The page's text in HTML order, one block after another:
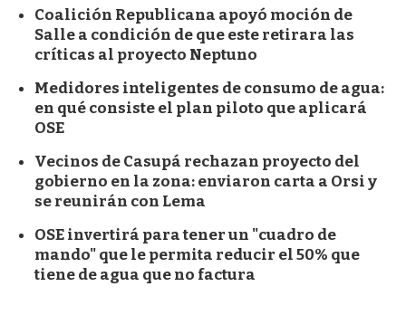
Coalición Republicana apoyó moción de
Salle a condición de que este retirara las
críticas al proyecto Neptuno
Medidores inteligentes de consumo de agua:
en qué consiste el plan piloto que aplicará
OSE
Vecinos de Casupá rechazan proyecto del
gobierno en la zona: enviaron carta a Orsi y
se reunirán con Lema
OSE invertirá para tener un "cuadro de
mando" que le permita reducir el 50% que
tiene de agua que no factura